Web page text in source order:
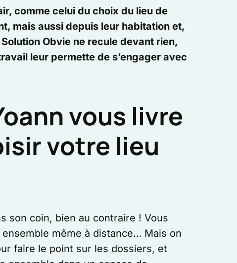
comme celui du choix du lieu de
mais aussi depuis leur habitation et,
Obvie ne recule devant rien,
leur permette de s’engager avec
vous livre
votre lieu
son coin, bien au contraire ! Vous
ensemble même à distance… Mais on
faire le point sur les dossiers, et